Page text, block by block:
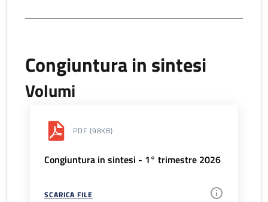
Congiuntura in sintesi
Volumi
PDF (98KB)
Congiuntura in sintesi - 1° trimestre 2026
SCARICA FILE